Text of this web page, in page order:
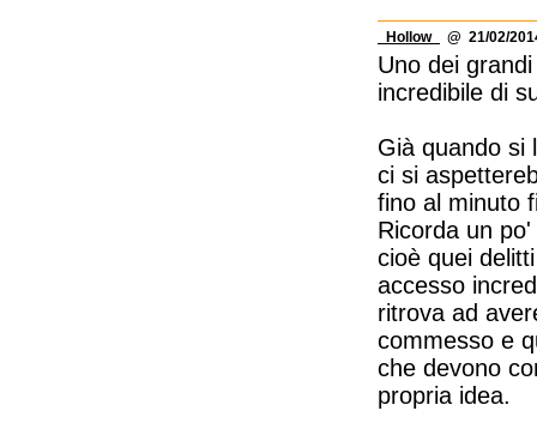
_Hollow_ @ 21/02/
Uno dei
incredibile di
Già quando si
ci si
fino al minuto
Ricorda un
cioè quei
accesso
ritrova ad
commesso e
che devono
propria idea.